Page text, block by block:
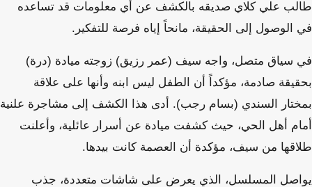
طالب علي كلاي صديقه بالكشف عن أي معلومات قد تساعده
في الوصول إلى الحقيقة، مانحاً إياه فرصة للتفكير.
في سياق متصل، واجه سيف (عمر رزيق) زوجته ميادة (درة)
بحقيقة صادمة، مؤكداً أن الطفل ليس ابنه وأنها على علاقة
بمختار السندي (بسام رجب). أدى هذا الكشف إلى مشاجرة علنية
أمام أهل الحي، حيث كشفت ميادة عن أسرار عائلية، وأعلنت
طلاقها من سيف، مؤكدة أن العصمة كانت بيدها.
يواصل المسلسل، الذي يعرض على شاشات متعددة، جذب